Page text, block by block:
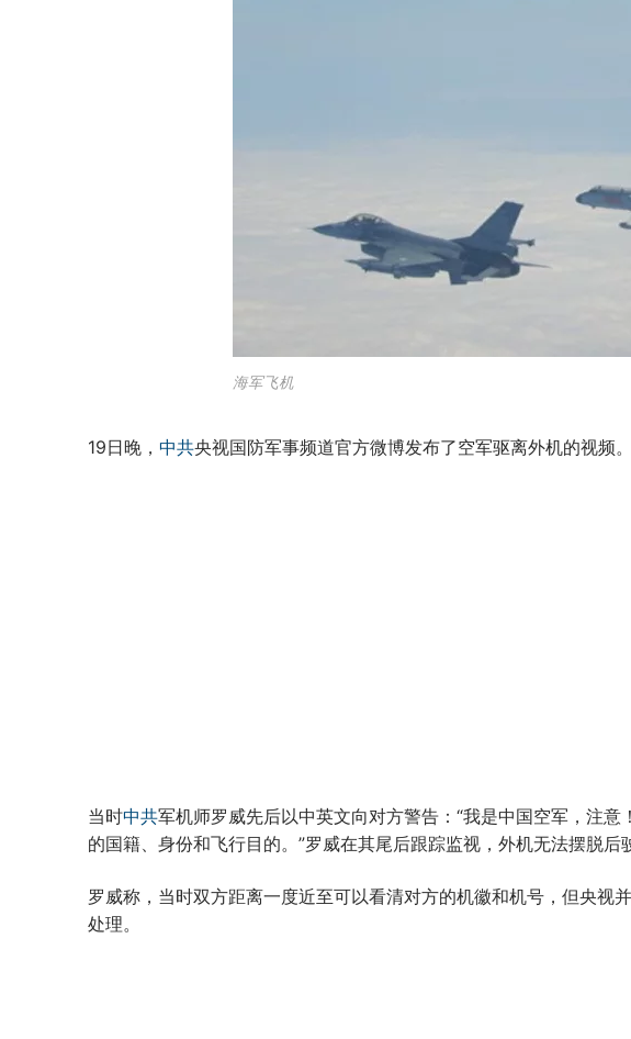
海军飞机
19日晚， 中共央视国防军事频道官方微博发布了空军驱离外机的视频
当时中共军机师罗威先后以中英文向对方警告：“我是中国空军，注
的国籍、身份和飞行目的。”罗威在其尾后跟踪监视，外机无法摆脱后
罗威称，当时双方距离一度近至可以看清对方的机徽和机号，但央视
处理。